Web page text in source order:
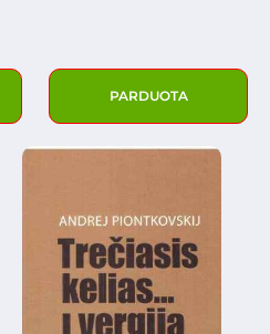
PARDUOTA